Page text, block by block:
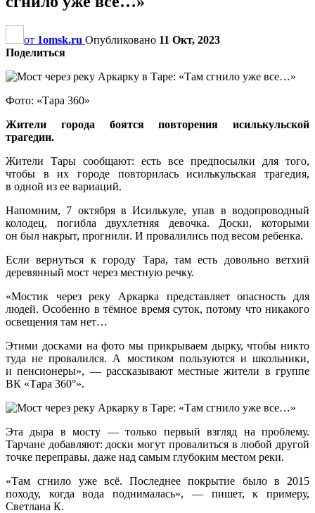
от 1omsk.ru Опубликовано 11 Окт, 2023
Поделиться
Фото: «Тара 360»
Жители города боятся повторения исилькульской
трагедии.
Жители Тары сообщают: есть все предпосылки для того,
чтобы в их городе повторилась исилькульская трагедия,
в одной из ее вариаций.
Напомним, 7 октября в Исилькуле, упав в водопроводный
колодец, погибла двухлетняя девочка. Доски, которыми
он был накрыт, прогнили. И провалились под весом ребенка.
Если вернуться к городу Тара, там есть довольно ветхий
деревянный мост через местную речку.
«Мостик через реку Аркарка представляет опасность для
людей. Особенно в тёмное время суток, потому что никакого
освещения там нет…
Этими досками на фото мы прикрываем дырку, чтобы никто
туда не провалился. А мостиком пользуются и школьники,
и пенсионеры», — рассказывают местные жители в группе
ВК «Тара 360°».
Эта дыра в мосту — только первый взгляд на проблему.
Тарчане добавляют: доски могут провалиться в любой другой
точке переправы, даже над самым глубоким местом реки.
«Там сгнило уже всё. Последнее покрытие было в 2015
походу, когда вода поднималась», — пишет, к примеру,
Светлана К.